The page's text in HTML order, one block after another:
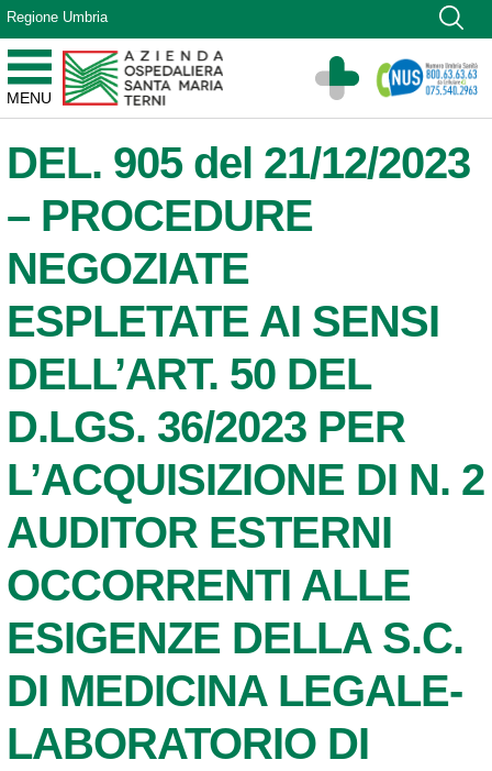
Vai ai contenuti
Vai al menu di navigazione
Vai al footer
Regione Umbria
MENU
Azienda Ospedaliera Santa Maria di Terni
Sito Istituzionale
DEL. 905 del 21/12/2023
– PROCEDURE
NEGOZIATE
ESPLETATE AI SENSI
DELL’ART. 50 DEL
D.LGS. 36/2023 PER
L’ACQUISIZIONE DI N. 2
AUDITOR ESTERNI
OCCORRENTI ALLE
ESIGENZE DELLA S.C.
DI MEDICINA LEGALE-
LABORATORIO DI